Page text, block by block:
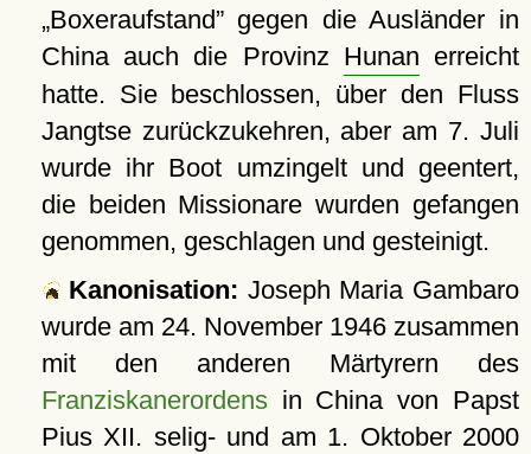
Boxeraufstand gegen die Ausländer in
China auch die Provinz Hunan erreicht
hatte. Sie beschlossen, über den Fluss
Jangtse zurückzukehren, aber am 7. Juli
wurde ihr Boot umzingelt und geentert,
die beiden Missionare wurden gefangen
genommen, geschlagen und gesteinigt.
Kanonisation: Joseph Maria Gambaro
wurde am 24. November 1946zusammen
mit den anderen Märtyrern des
Franziskanerordensin China von Papst
Pius XII. selig- und am 1. Oktober 2000